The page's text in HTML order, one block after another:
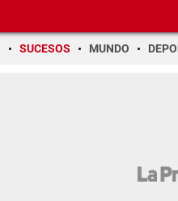
SUCESOS MUNDO